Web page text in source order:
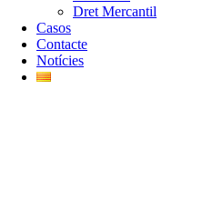
Dret Mercantil
Casos
Contacte
Notícies